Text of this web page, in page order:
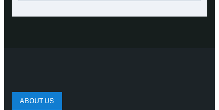
ABOUT US